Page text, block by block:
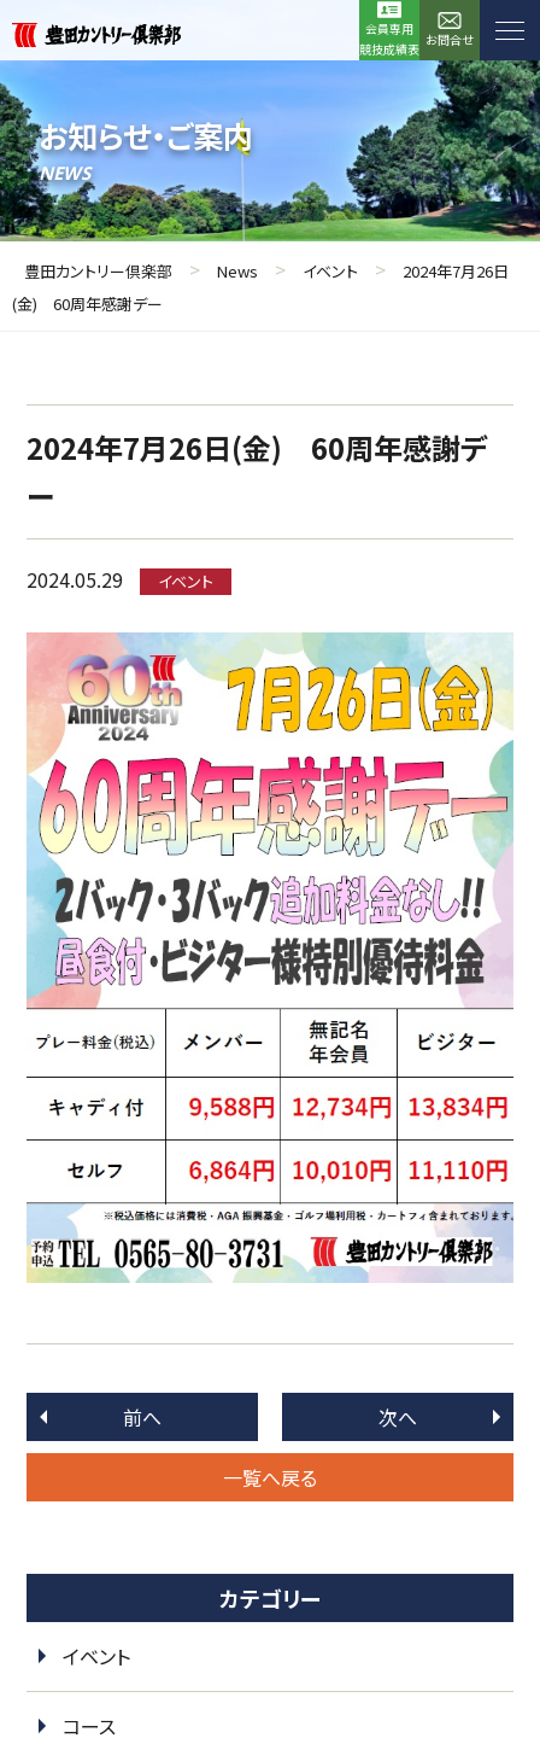
会員専用
競技成績表
お問合せ
お知らせ・ご案内
NEWS
豊田カントリー倶楽部 > News > イベント >
2024年7月26日
(金) 60周年感謝デー
2024年7月26日(金) 60周年感謝デ
ー
2024.05.29 イベント
前へ
一覧へ戻る
次へ
カテゴリー
イベント
コース